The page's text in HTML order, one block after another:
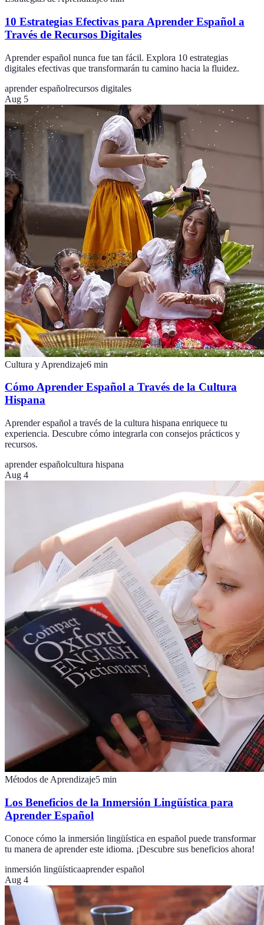
10 Estrategias Efectivas para Aprender Español a
Través de Recursos Digitales
Aprender español nunca fue tan fácil. Explora 10 estrategias
digitales efectivas que transformarán tu camino hacia la fluidez.
aprender españolrecursos digitales
Aug 5
Cultura y Aprendizaje6 min
Cómo Aprender Español a Través de la Cultura
Hispana
Aprender español a través de la cultura hispana enriquece tu
experiencia. Descubre cómo integrarla con consejos prácticos y
recursos.
aprender españolcultura hispana
Aug 4
Métodos de Aprendizaje5 min
Los Beneficios de la Inmersión Lingüística para
Aprender Español
Conoce cómo la inmersión lingüística en español puede transformar
tu manera de aprender este idioma. ¡Descubre sus beneficios ahora!
inmersión lingüísticaaprender español
Aug 4